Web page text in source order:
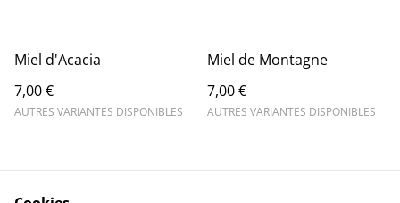
Miel d'Acacia
7,00 €
AUTRES VARIANTES DISPONIBLES
Miel de Montagne
7,00 €
AUTRES VARIANTES DISPONIBLES